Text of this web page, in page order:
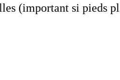
(important si pieds